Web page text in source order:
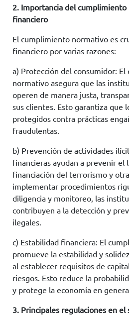
2. Importancia del
financiero
El cumplimiento normativo es
financiero por varias razones:
a) Protección del consumidor:
normativo asegura que las
operen de manera justa,
sus clientes. Esto garantiza que
protegidos contra prácticas
fraudulentas.
b) Prevención de actividades
financieras ayudan a prevenir el
financiación del terrorismo y
implementar procedimientos
diligencia y monitoreo, las
contribuyen a la detección y
ilegales.
c) Estabilidad financiera: El
promueve la estabilidad y
al establecer requisitos de
riesgos. Esto reduce la
y protege la economía en
3. Principales regulaciones en